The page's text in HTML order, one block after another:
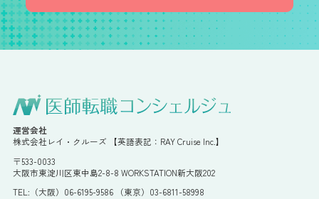
運営会社
株式会社レイ・クルーズ 【英語表記：RAY Cruise Inc.】
〒533-0033
大阪市東淀川区東中島2-8-8 WORKSTATION新大阪202
TEL:（大阪）06-6195-9586 （東京）03-6811-58998